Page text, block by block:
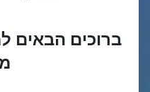
ברוכים הבאים